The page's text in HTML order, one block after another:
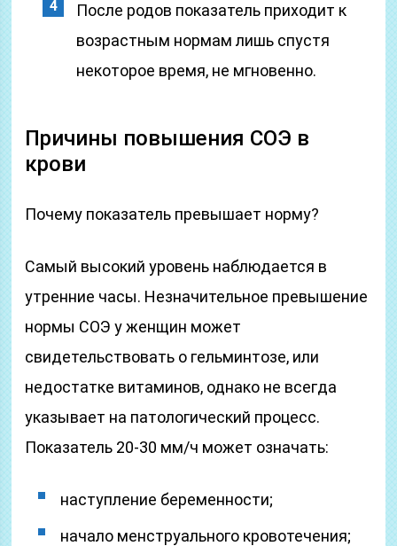
После родов показатель приходит к
возрастным нормам лишь спустя
некоторое время, не мгновенно.
Причины повышения СОЭ в
крови
Почему показатель превышает норму?
Самый высокий уровень наблюдается в
утренние часы. Незначительное превышение
нормы СОЭ у женщин может
свидетельствовать о гельминтозе, или
недостатке витаминов, однако не всегда
указывает на патологический процесс.
Показатель 20-30 мм/ч может означать:
наступление беременности;
начало менструального кровотечения;